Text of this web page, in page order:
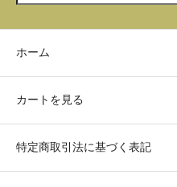
ホーム
カートを見る
特定商取引法に基づく表記